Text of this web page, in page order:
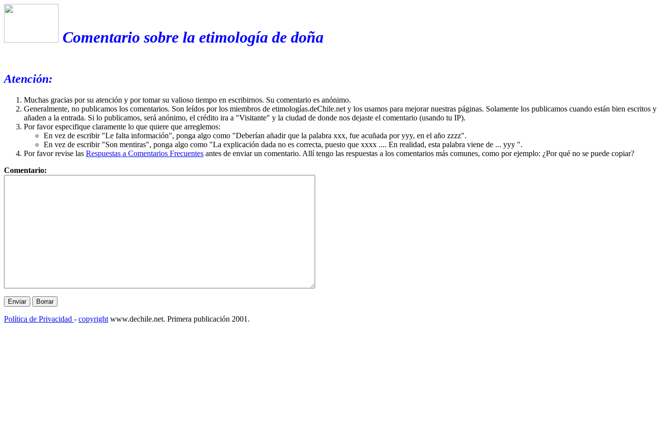
Comentario sobre la etimología de doña
Atención:
Muchas gracias por su atención y por tomar su valioso tiempo en escribirnos. Su comentario es anónimo.
Generalmente, no publicamos los comentarios. Son leídos por los miembros de etimologías.deChile.net y los usamos para mejorar nuestras páginas. Solamente los publicamos cuando están bien escritos y
añaden a la entrada. Si lo publicamos, será anónimo, el crédito ira a "Visitante" y la ciudad de donde nos dejaste el comentario (usando tu IP).
Por favor especifique claramente lo que quiere que arreglemos:
En vez de escribir "Le falta información", ponga algo como "Deberían añadir que la palabra xxx, fue acuñada por yyy, en el año zzzz".
En vez de escribir "Son mentiras", ponga algo como "La explicación dada no es correcta, puesto que xxxx .... En realidad, esta palabra viene de ... yyy ".
Por favor revise las Respuestas a Comentarios Frecuentes antes de enviar un comentario. Allí tengo las respuestas a los comentarios más comunes, como por ejemplo: ¿Por qué no se puede copiar?
Comentario:
Política de Privacidad - copyright www.dechile.net. Primera publicación 2001.